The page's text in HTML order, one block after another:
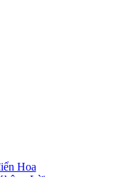
Hoa